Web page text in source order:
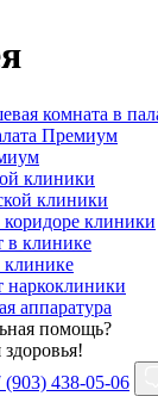
помощь?
(903) 438-05-06